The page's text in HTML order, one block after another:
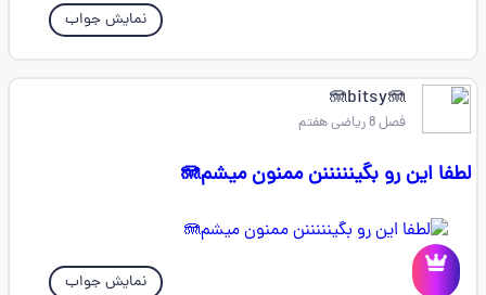
نمایش جواب
🪼bitsy🪼
فصل 8 ریاضی هفتم
لطفا این رو بگینننننن ممنون میشم🪼
نمایش جواب